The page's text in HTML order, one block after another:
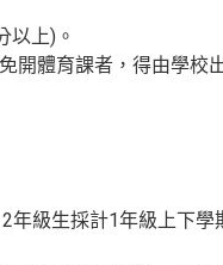
以上)。
開體育課者，得由學校
年級生採計1年級上下學